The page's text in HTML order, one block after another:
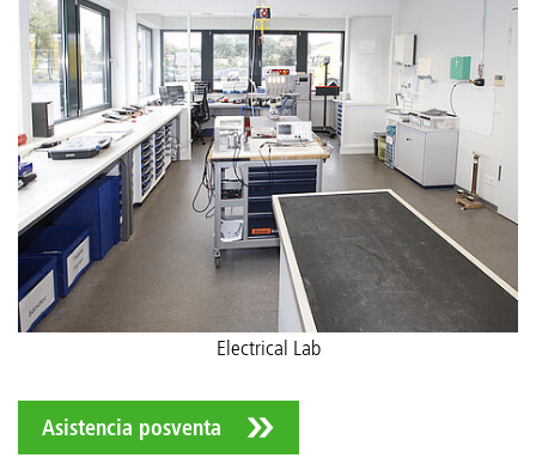
Electrical Lab
Asistencia posventa